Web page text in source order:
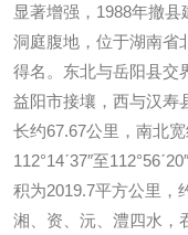
显著增强，1988年撤县
洞庭腹地，位于湖南省
得名。东北与岳阳县交
益阳市接壤，西与汉寿
长约67.67公里，南北
112°14ˊ37″至
积为2019.7平方公里，
湘、资、沅、澧四水，